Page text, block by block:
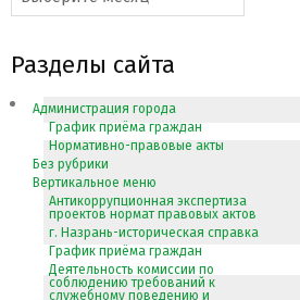
публикаций
Разделы сайта
Администрация города
График приёма граждан
Нормативно-правовые акты
Без рубрики
Вертикальное меню
Антикоррупционная экспертиза
проектов нормат правовых актов
г. Назрань-историческая справка
График приёма граждан
Деятельность комиссии по
соблюдению требований к
служебному поведению и